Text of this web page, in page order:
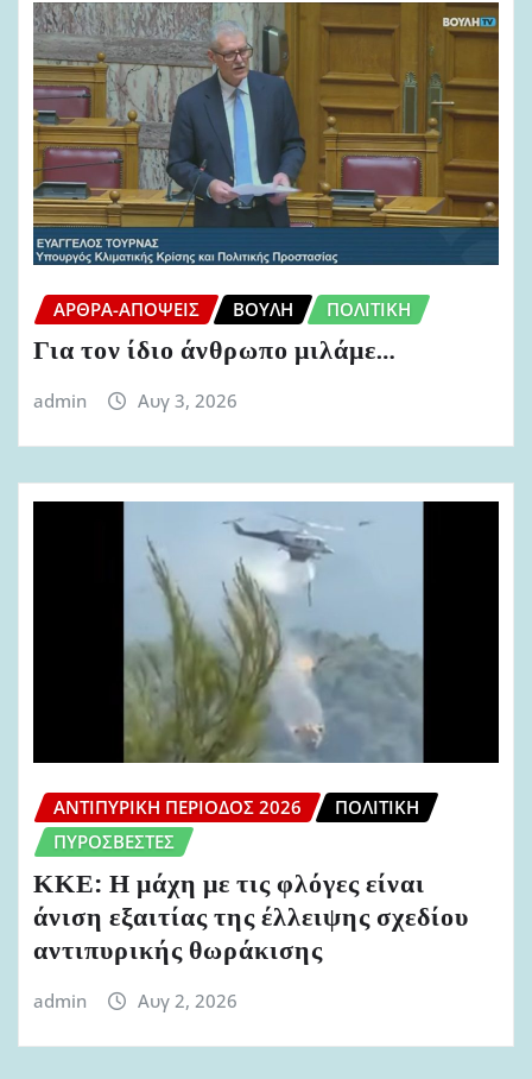
ΆΡΘΡΑ-ΑΠΌΨΕΙΣ ΒΟΥΛΉ ΠΟΛΙΤΙΚΉ
Για τον ίδιο άνθρωπο μιλάμε…
admin Αυγ 3, 2026
ΑΝΤΙΠΥΡΙΚΉ ΠΕΡΊΟΔΟΣ 2026
ΠΟΛΙΤΙΚΉ
ΠΥΡΟΣΒΈΣΤΕΣ
ΚΚΕ: Η μάχη με τις φλόγες είναι
άνιση εξαιτίας της έλλειψης σχεδίου
αντιπυρικής θωράκισης
admin Αυγ 2, 2026